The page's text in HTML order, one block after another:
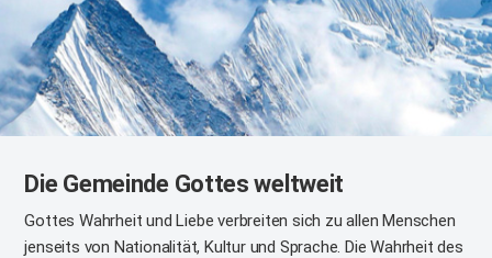
Die Gemeinde Gottes weltweit
Gottes Wahrheit und Liebe verbreiten sich zu allen Menschen
jenseits von Nationalität, Kultur und Sprache.Die Wahrheit des